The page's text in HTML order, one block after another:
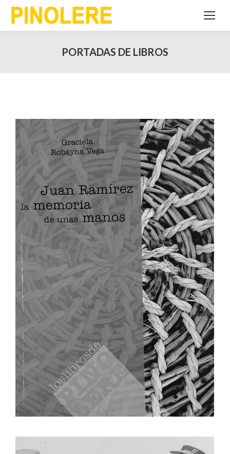
PORTADAS DE LIBROS